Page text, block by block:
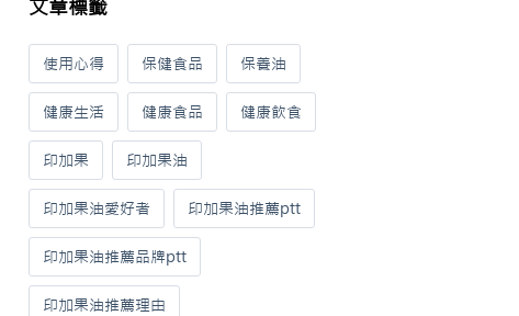
文章標籤
使用心得 保健食品 保養油
健康生活 健康食品 健康飲食
印加果 印加果油
印加果油愛好者 印加果油推薦ptt
印加果油推薦品牌ptt
印加果油推薦理由